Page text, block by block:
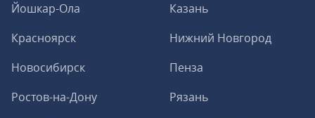
Йошкар-Ола
Казань
Красноярск
Нижний Новгород
Новосибирск
Пенза
Ростов-на-Дону
Рязань